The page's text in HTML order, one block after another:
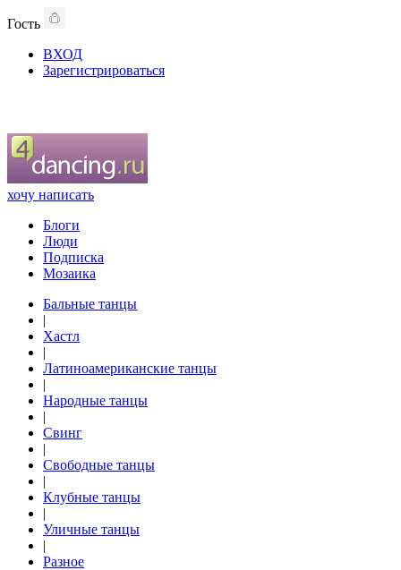
Гость
ВХОД
Зарегистрироваться
хочу написать
Блоги
Люди
Подписка
Мозаика
Бальные танцы
|
Хастл
|
Латиноамериканские танцы
|
Народные танцы
|
Свинг
|
Свободные танцы
|
Клубные танцы
|
Уличные танцы
|
Разное